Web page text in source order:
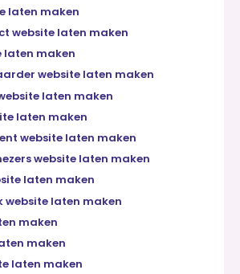
laten maken
website laten maken
laten maken
website laten maken
laten maken
laten maken
website laten maken
website laten maken
laten maken
laten maken
maken
maken
laten maken